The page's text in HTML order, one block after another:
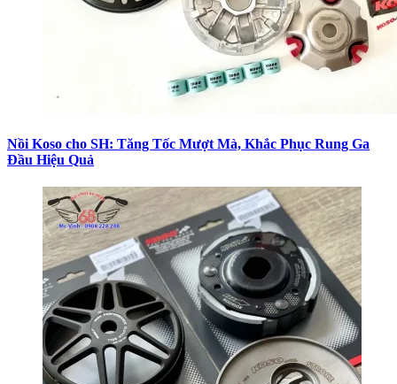
Nồi Koso cho SH: Tăng Tốc Mượt Mà, Khắc Phục Rung Ga
Đầu Hiệu Quả